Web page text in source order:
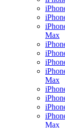
Max
Max
Max